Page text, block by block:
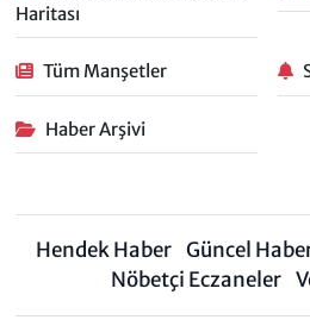
Haritası
Tüm Manşetler
Haber Arşivi
Hendek Haber Güncel
Nöbetçi Eczaneler